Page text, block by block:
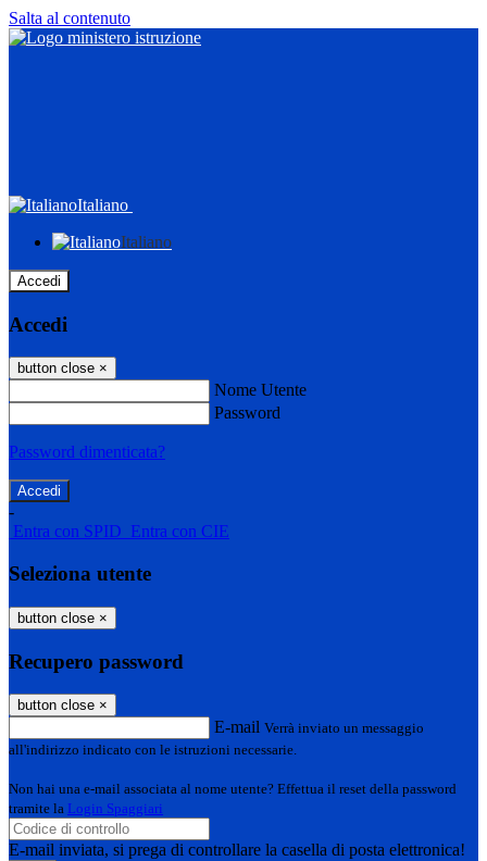
Salta al contenuto
Italiano
Italiano
Accedi
Accedi
button close ×
Nome Utente
Password
Password dimenticata?
-
Entra con SPID Entra con CIE
Seleziona utente
button close ×
Recupero password
button close ×
E-mail Verrà inviato un messaggio
all'indirizzo indicato con le istruzioni necessarie.
Non hai una e-mail associata al nome utente? Effettua il reset della password
tramite la Login Spaggiari
E-mail inviata, si prega di controllare la casella di posta elettronica!